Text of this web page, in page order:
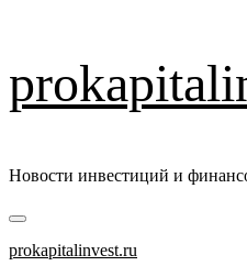
к
содержимому
Новости инвестиций и
Основное
меню
prokapitalinvest.ru